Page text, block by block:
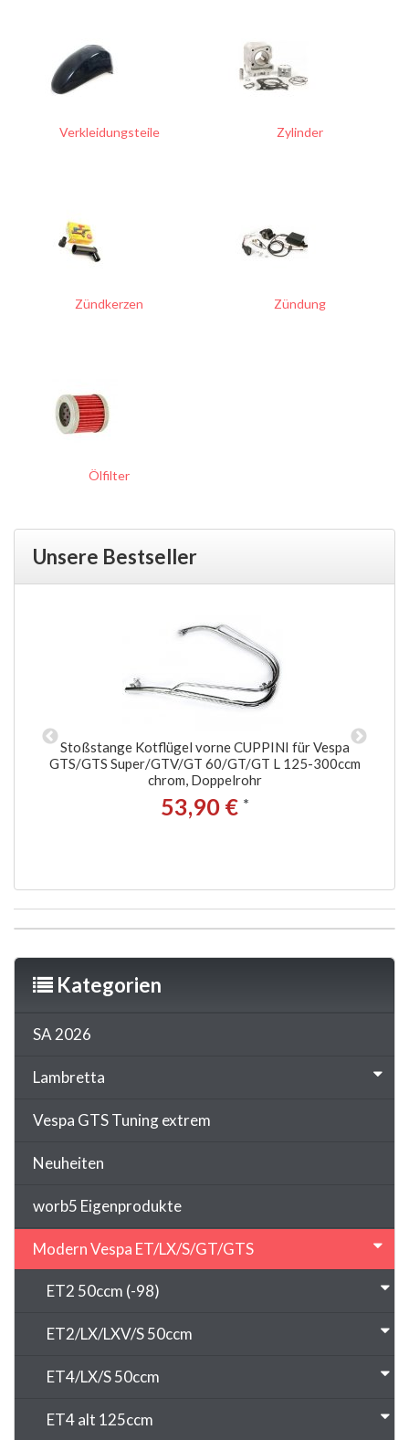
Verkleidungsteile Zylinder
Zündkerzen Zündung
Ölfilter
Unsere Bestseller
Stoßstange Kotflügel vorne CUPPINI für Vespa
GTS/GTS Super/GTV/GT 60/GT/GT L 125-300ccm
chrom, Doppelrohr
53,90 € *
Kategorien
SA 2026
Lambretta
Vespa GTS Tuning extrem
Neuheiten
worb5 Eigenprodukte
Modern Vespa ET/LX/S/GT/GTS
ET2 50ccm (-98)
ET2/LX/LXV/S 50ccm
ET4/LX/S 50ccm
ET4 alt 125ccm